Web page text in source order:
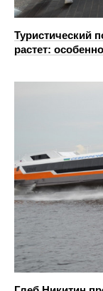
Туристический
растет: